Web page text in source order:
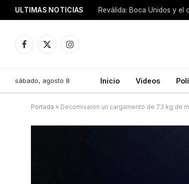
ULTIMAS NOTICIAS Reválida: Boca Unidos y el
Facebook
X
Instagram
sábado, agosto 8 Inicio Videos
Portada » Decomisaron un cargamento de 73 kg de